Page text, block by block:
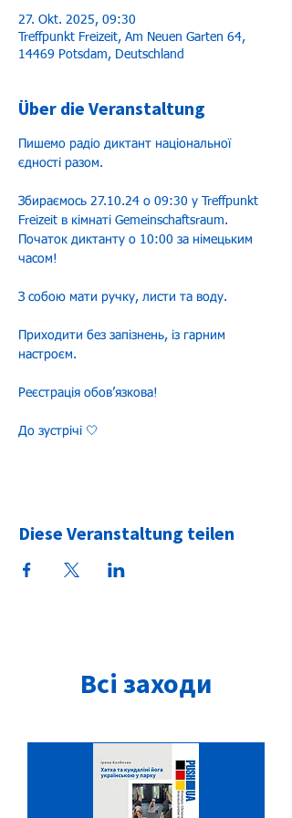
27. Okt. 2025, 09:30
Treffpunkt Freizeit, Am Neuen Garten 64,
14469 Potsdam, Deutschland
Über die Veranstaltung
Пишемо радіо диктант національної
єдності разом.
Збираємось 27.10.24 о 09:30 у Treffpunkt
Freizeit в кімнаті Gemeinschaftsraum.
Початок диктанту о 10:00 за німецьким
часом!
З собою мати ручку, листи та воду.
Приходити без запізнень, із гарним
настроєм.
Реєстрація обовʼязкова!
До зустрічі 🤍
Diese Veranstaltung teilen
Всі заходи